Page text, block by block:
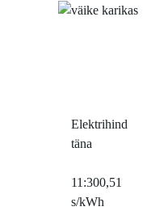
Elektrihind
täna
11:300,51
s/kWh